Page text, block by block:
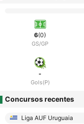
6(0)
GS/GP
-
Gols(P)
Concursos recentes
Liga AUF Uruguaia